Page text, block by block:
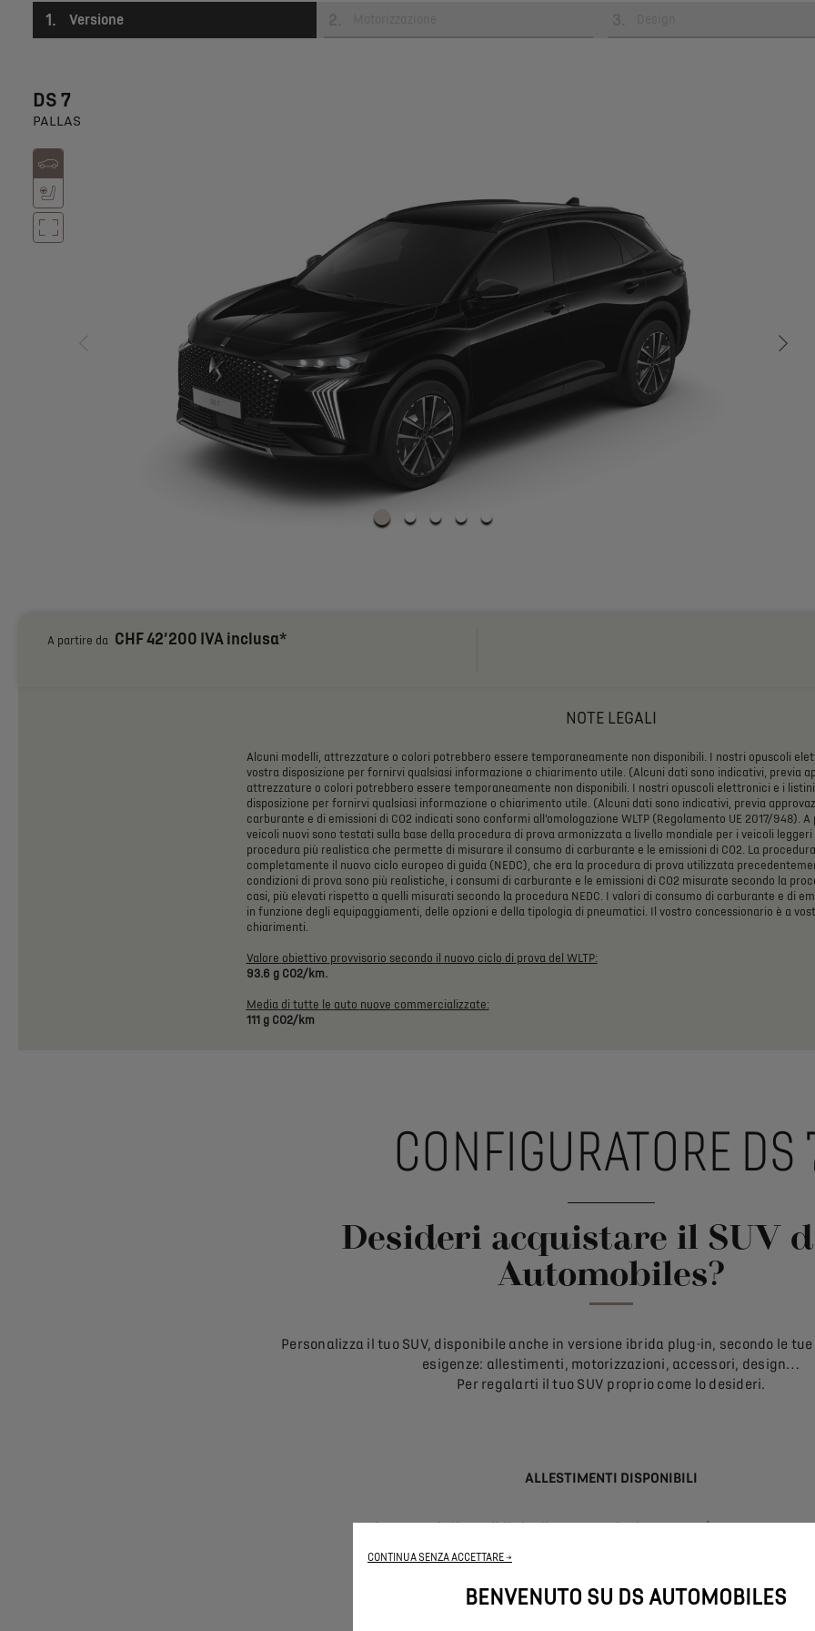
1 . Versione
DS 7
PALLAS
A partire da CHF 42’200 IVA inclusa*
NOTE LEGALI
Alcuni modelli, attrezzature o colori potrebbero essere temporaneamente non disponibili. nostri opuscoli
vostra disposizione per fornirvi qualsiasi informazione o chiarimento utile. (Alcuni dati sono indicativi, previa
attrezzature o colori potrebbero essere temporaneamente non disponibili. nostri opuscoli elettronici e i listini
disposizione per fornirvi qualsiasi informazione o chiarimento utile. (Alcuni dati sono indicativi, previa
carburante e di emissioni di CO2 indicati sono conformi all’omologazione WLTP (Regolamento UE 2017/948). A
veicoli nuovi sono testati sulla base della procedura di prova armonizzata a livello mondiale per i veicoli leggeri
procedura più realistica che permette di misurare il consumo di carburante e le emissioni di CO2. La procedura
completamente il nuovo ciclo europeo di guida (NEDC), che era la procedura di prova utilizzata
condizioni di prova sono più realistiche, i consumi di carburante e le emissioni di CO2 misurate secondo la
casi, più elevati rispetto a quelli misurati secondo la procedura NEDC. valori di consumo di carburante e di
in funzione degli equipaggiamenti, delle opzioni e della tipologia di pneumatici. vostro concessionario è a
chiarimenti.
Valore obiettivo provvisorio secondo il nuovo ciclo di prova del WLTP:
93.6 g CO2/km.
Media di tutte le auto nuove commercializzate:
111 g CO2/km
CONFIGURATORE DS
Desideri acquistare il SUV
Automobiles?
Personalizza il tuo SUV, disponibile anche in versione ibrida plug-in, secondo le
esigenze: allestimenti, motorizzazioni, accessori, design…
Per regalarti il tuo SUV proprio come lo desideri.
ALLESTIMENTI DISPONIBILI
CONTINUA SENZA ACCETTARE →
BENVENUTO SU DS AUTOMOBILES